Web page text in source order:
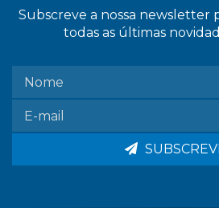
Subscreve a nossa newsletter
todas as últimas